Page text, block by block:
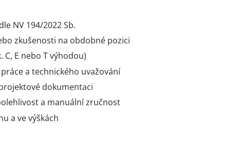
NV 194/2022 Sb.
zkušenosti na obdobné pozici
C, E nebo T výhodou)
a technického uvažování
dokumentaci
a manuální zručnost
a ve výškách